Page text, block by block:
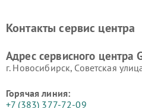
Контакты сервис центра
Адрес сервисного центра
г. Новосибирск, Советская
Горячая линия:
+7 (383) 377-72-09